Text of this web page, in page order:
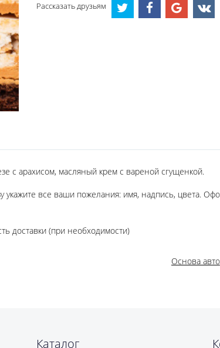
Рассказать друзьям
с арахисом, масляный крем с вареной сгущенкой.
укажите все ваши пожелания: имя, надпись, цвета.
доставки (при необходимости)
Основа
Каталог